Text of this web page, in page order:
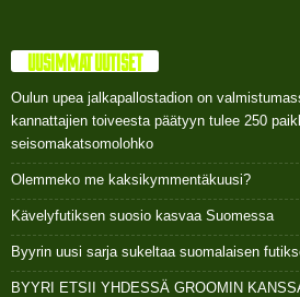
UUSIMMAT UUTISET
Oulun upea jalkapallostadion on
kannattajien toiveesta päätyyn tulee 250
seisomakatsomolohko
Olemmeko me kaksikymmentäkuusi?
Kävelyfutiksen suosio kasvaa Suomessa
Byyrin uusi sarja sukeltaa suomalaisen
BYYRI ETSII YHDESSÄ GROOMIN